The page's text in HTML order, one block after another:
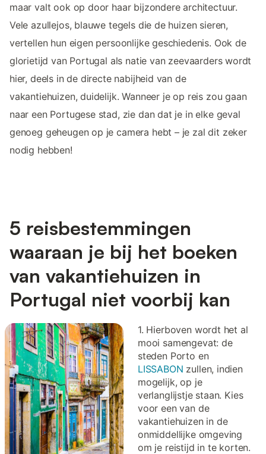
maar valt ook op door haar bijzondere architectuur.
Vele azullejos, blauwe tegels die de huizen sieren,
vertellen hun eigen persoonlijke geschiedenis. Ook de
glorietijd van Portugal als natie van zeevaarders wordt
hier, deels in de directe nabijheid van de
vakantiehuizen, duidelijk. Wanneer je op reis zou gaan
naar een Portugese stad, zie dan dat je in elke geval
genoeg geheugen op je camera hebt – je zal dit zeker
nodig hebben!
5 reisbestemmingen
waaraan je bij het boeken
van vakantiehuizen in
Portugal niet voorbij kan
1. Hierboven wordt het al
mooi samengevat: de
steden Porto en
LISSABON zullen, indien
mogelijk, op je
verlanglijstje staan. Kies
voor een van de
vakantiehuizen in de
onmiddellijke omgeving
om je reistijd in te korten.